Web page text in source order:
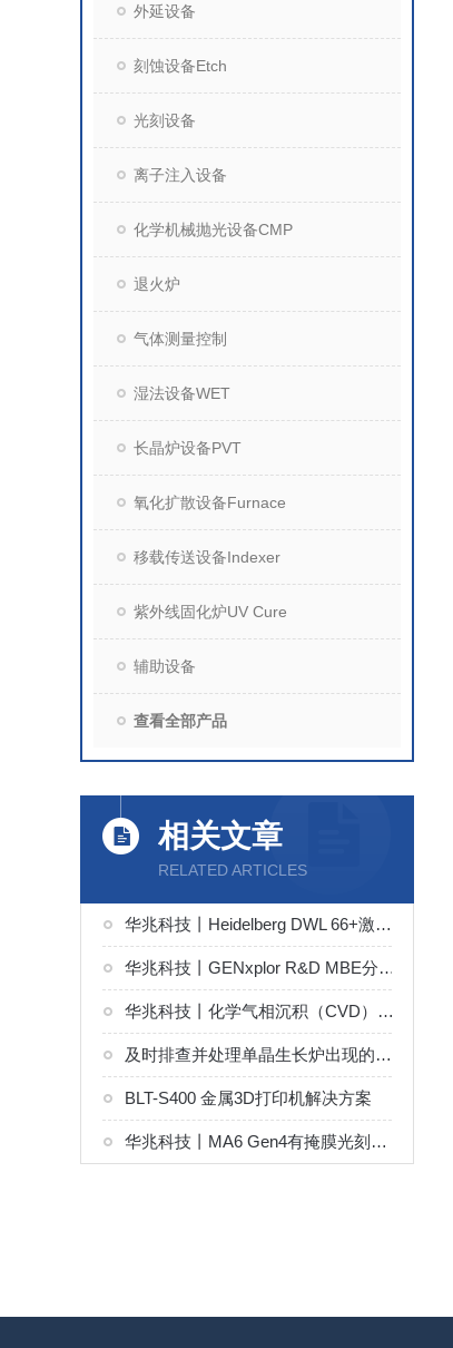
外延设备
刻蚀设备Etch
光刻设备
离子注入设备
化学机械抛光设备CMP
退火炉
气体测量控制
湿法设备WET
长晶炉设备PVT
氧化扩散设备Furnace
移载传送设备Indexer
紫外线固化炉UV Cure
辅助设备
查看全部产品
相关文章
RELATED ARTICLES
华兆科技丨Heidelberg DWL 66+激光直写光刻系统解决方案
华兆科技丨GENxplor R&D MBE分子束外延系统解决方案
华兆科技丨化学气相沉积（CVD）技术原理
及时排查并处理单晶生长炉出现的问题能够有效稳定晶体生长环境
BLT-S400 金属3D打印机解决方案
华兆科技丨MA6 Gen4有掩膜光刻系统解决方案